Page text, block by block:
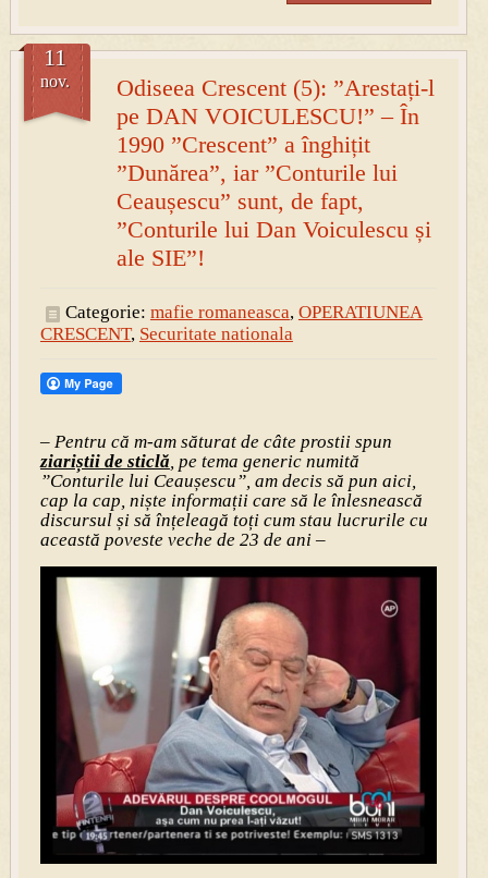
Odiseea Crescent (5): ”Arestați-l
pe DAN VOICULESCU!” – În
1990 ”Crescent” a înghițit
”Dunărea”, iar ”Conturile lui
Ceaușescu” sunt, de fapt,
”Conturile lui Dan Voiculescu și
ale SIE”!
11
nov.
Categorie: mafie romaneasca, OPERATIUNEA
CRESCENT, Securitate nationala
– Pentru că m-am săturat de câte prostii spun
ziariștii de sticlă, pe tema generic numită
”Conturile lui Ceaușescu”, am decis să pun aici,
cap la cap, niște informații care să le înlesnească
discursul și să înțeleagă toți cum stau lucrurile cu
această poveste veche de 23 de ani –